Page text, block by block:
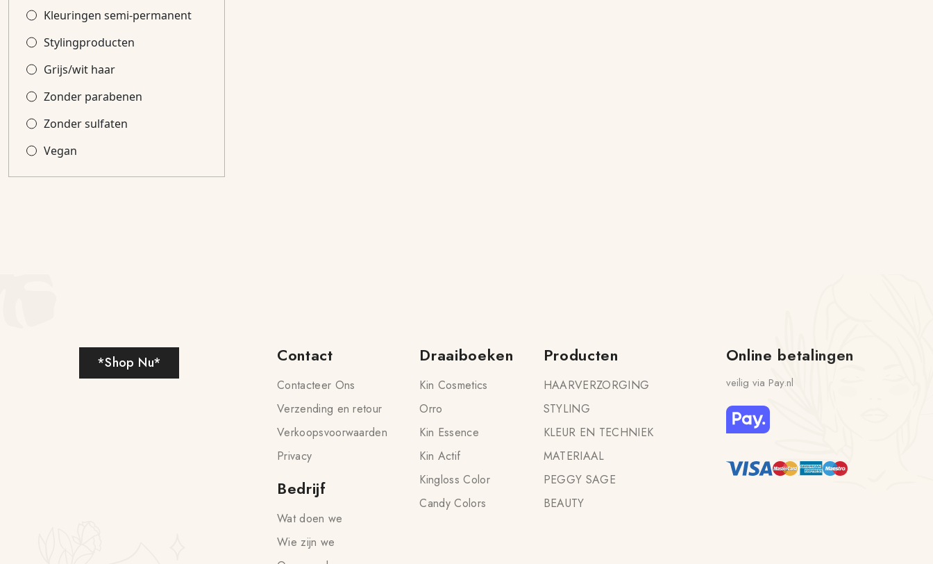
Kleuringen semi-permanent
Stylingproducten
Grijs/wit haar
Zonder parabenen
Zonder sulfaten
Vegan
*Shop Nu* Contact
Contacteer Ons
Verzending en retour
Verkoopsvoorwaarden
Privacy
Bedrijf
Wat doen we
Wie zijn we
Draaiboeken
Kin Cosmetics
Orro
Kin Essence
Kin Actif
Kingloss Color
Candy Colors
Producten
HAARVERZORGING
STYLING
KLEUR EN TECHNIEK
MATERIAAL
PEGGY SAGE
BEAUTY
Online betalingen
veilig via Pay.nl